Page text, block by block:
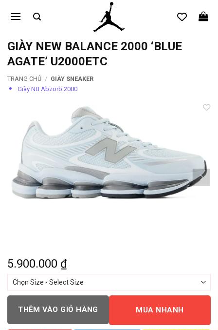
qua
dungGIÀY NEW BALANCE 2000 ‘BLUE
AGATE’ U2000ETC
TRANG CHỦ / GIÀY SNEAKER
Giày NB Abzorb 2000
5.900.000 ₫
THÊM VÀO GIỎ HÀNG MUA NHANH